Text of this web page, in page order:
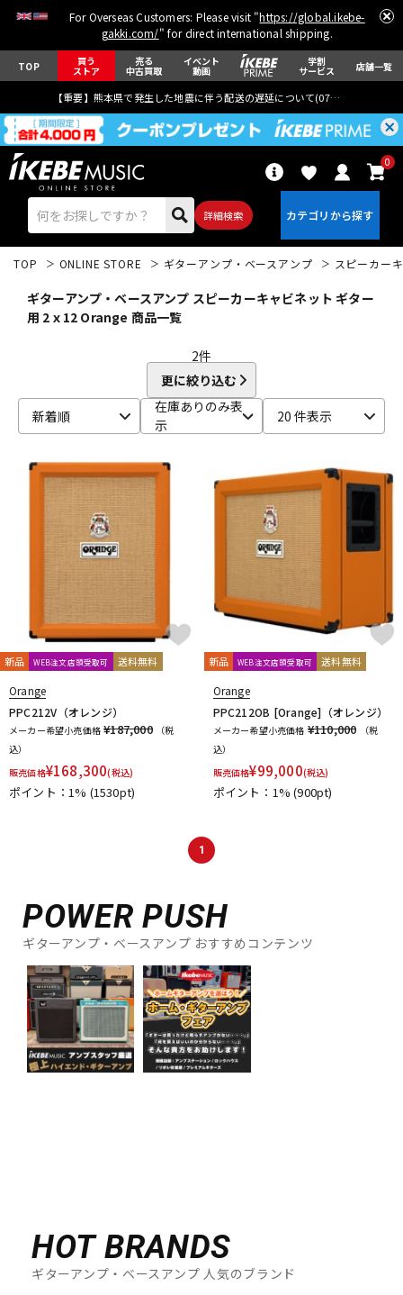
For Overseas Customers: Please visit "https://global.ikebe-
gakki.com/" for direct international shipping.
TOP 買う
ストア
売る
中古買取
イベント
動画
学割
サービス 店舗一覧
【重要】熊本県で発生した地震に伴う配送の遅延について(07月29日
詳細検索
0
ベース ウクレレ
ドラム パーカッション
キーボード 電子ピアノ
管楽器 その他楽器
中古 ヴィンテージ
TOP ONLINE STORE ギターアンプ・ベースアンプ スピーカー
ギターアンプ・ベースアンプ スピーカーキャビネット ギター
用 2ｘ12 Orange 商品一覧
2件
更に絞り込む
新着順
在庫ありのみ表
示
20 件表示
新品 WEB注文店頭受取可 送料無料
Orange
PPC212V（オレンジ）
メーカー希望小売価格 ¥187,000
（税
込）
販売価格¥168,300(税込)
ポイント：1% (1530pt)
新品 WEB注文店頭受取可 送料無料
Orange
PPC212OB [Orange]（オレンジ）
メーカー希望小売価格 ¥110,000
（税
込）
販売価格¥99,000(税込)
ポイント：1%(900pt)
1
POWER PUSH
ギターアンプ・ベースアンプ おすすめコンテンツ
HOT BRANDS
ギターアンプ・ベースアンプ 人気のブランド